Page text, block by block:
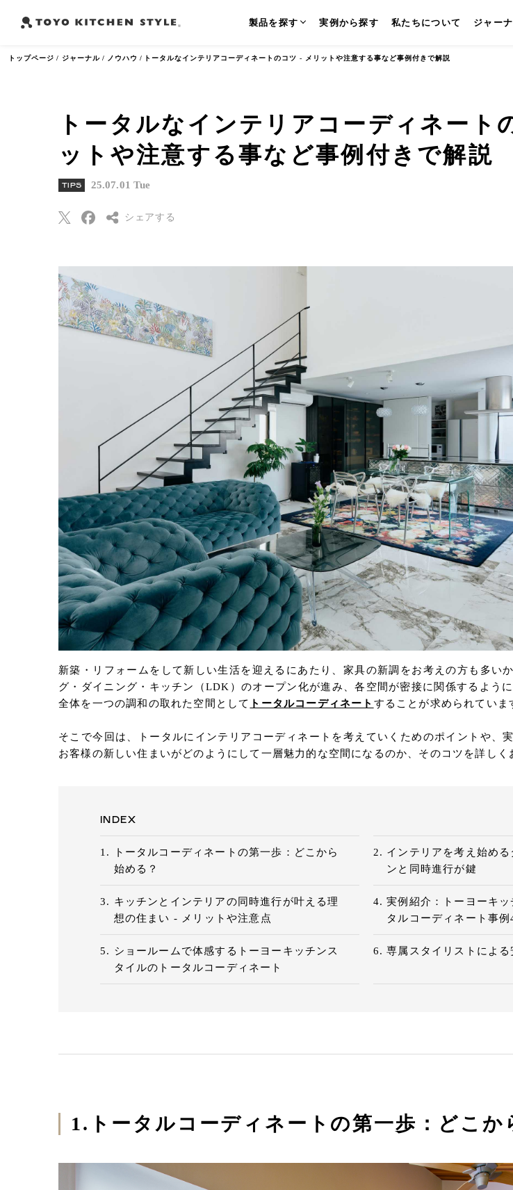
よく検索されるワード
オープンキッチン アイランドキッチン ペニンシュラキッチン 壁付けキッチン 対面キッチン
製品を探す 実例から探す 私たちについて ジャー
トップページ ジャーナル ノウハウ トータルなインテリアコーディネートのコツ - メリットや注意する事など事例付きで解説
トータルなインテリアコーディネート
ットや注意する事など事例付きで解説
TIPS 25.07.01 Tue
シェアする
はてなブックマー
ク
Eメールで送信
新築・リフォームをして新しい生活を迎えるにあたり、家具の新調をお考えの方も多い
グ・ダイニング・キッチン（LDK）のオープン化が進み、各空間が密接に関係するよう
全体を一つの調和の取れた空間として
トータルコーディネート することが求められていま
そこで今回は、トータルにインテリアコーディネートを考えていくためのポイントや、
お客様の新しい住まいがどのようにして一層魅力的な空間になるのか、そのコツを詳しく
INDEX
トータルコーディネートの第一歩：どこから
始める？
インテリアを考え始め
ンと同時進行が鍵
キッチンとインテリアの同時進行が叶える理
想の住まい - メリットや注意点
実例紹介：トーヨーキ
タルコーディネート事例
ショールームで体感するトーヨーキッチンス
タイルのトータルコーディネート
専属スタイリストによる
1.トータルコーディネートの第一歩：どこか